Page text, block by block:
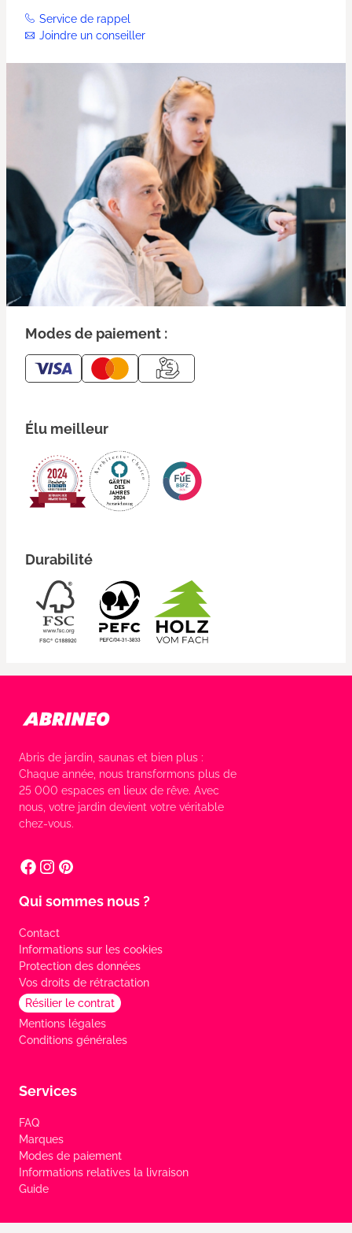
Service de rappel
Joindre un conseiller
Modes de paiement :
Élu meilleur
Durabilité
Abris de jardin, saunas et bien plus :
Chaque année, nous transformons plus de
25 000 espaces en lieux de rêve. Avec
nous, votre jardin devient votre véritable
chez-vous.
Qui sommes nous ?
Contact
Informations sur les cookies
Protection des données
Vos droits de rétractation
Résilier le contrat
Mentions légales
Conditions générales
Services
FAQ
Marques
Modes de paiement
Informations relatives la livraison
Guide